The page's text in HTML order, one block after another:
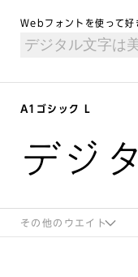
Webフォントを使って好
A1ゴシック L
デジ
その他のウエイト